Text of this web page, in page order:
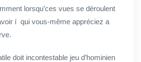
lorsqu’ces vues se déroulent
í qui vous-même appréciez a
doit incontestable jeu d’hominien